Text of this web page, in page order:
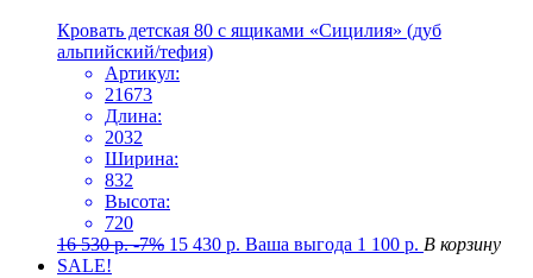
Кровать детская 80 с ящиками «Сицилия» (дуб
альпийский/тефия)
Артикул:
21673
Длина:
2032
Ширина:
832
Высота:
720
16 530р. -7% 15 430 р. Ваша выгода 1 100 р. В корзину
SALE!